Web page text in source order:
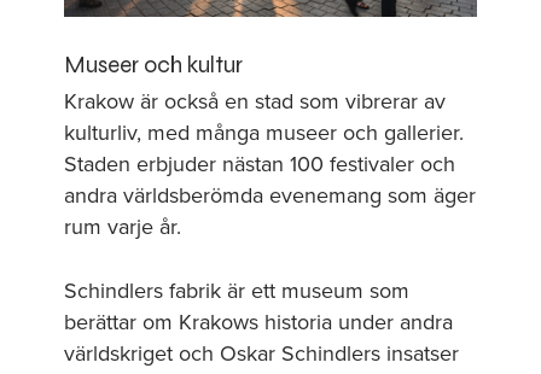
Museer och kultur
Krakow är också en stad som vibrerar av
kulturliv, med många museer och gallerier.
Staden erbjuder nästan 100 festivaler och
andra världsberömda evenemang som äger
rum varje år.
Schindlers fabrik är ett museum som
berättar om Krakows historia under andra
världskriget och Oskar Schindlers insatser